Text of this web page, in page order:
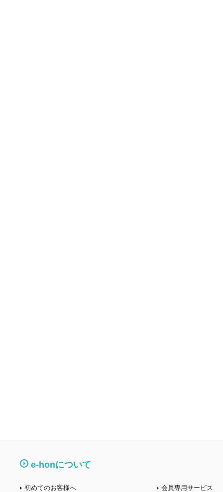
e-honについて
初めてのお客様へ
会員専用サービス